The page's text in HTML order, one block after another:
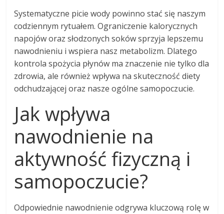
Systematyczne picie wody powinno stać się naszym
codziennym rytuałem. Ograniczenie kalorycznych
napojów oraz słodzonych soków sprzyja lepszemu
nawodnieniu i wspiera nasz metabolizm. Dlatego
kontrola spożycia płynów ma znaczenie nie tylko dla
zdrowia, ale również wpływa na skuteczność diety
odchudzającej oraz nasze ogólne samopoczucie.
Jak wpływa
nawodnienie na
aktywność fizyczną i
samopoczucie?
Odpowiednie nawodnienie odgrywa kluczową rolę w